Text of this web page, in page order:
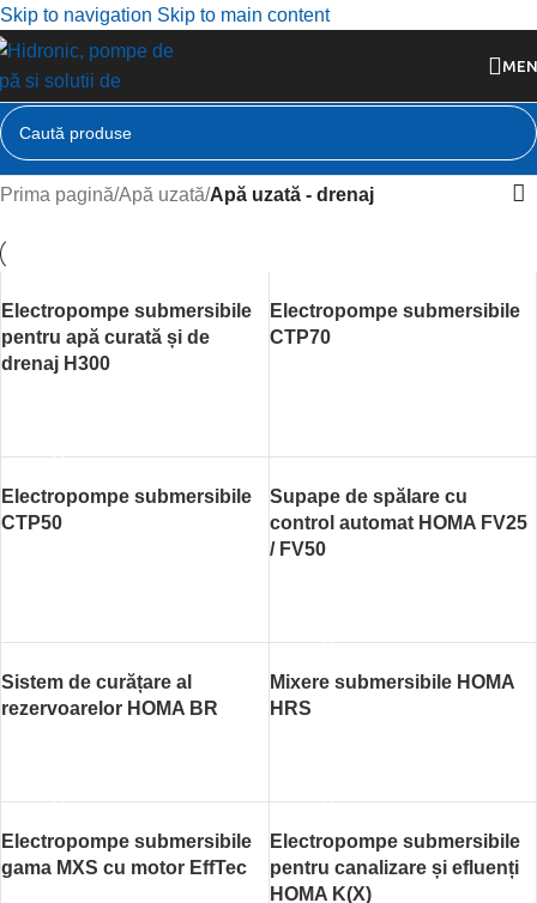
Skip to navigation Skip to main content
Prima pagină/Apă uzată/Apă uzată - drenaj
Electropompe submersibile
pentru apă curată și de
drenaj H300
Electropompe submersibile
CTP70
Electropompe submersibile
CTP50
Supape de spălare cu
control automat HOMA FV25
/ FV50
Sistem de curățare al
rezervoarelor HOMA BR
Mixere submersibile HOMA
HRS
Electropompe submersibile
gama MXS cu motor EffTec
Electropompe submersibile
pentru canalizare și efluenți
HOMA K(X)